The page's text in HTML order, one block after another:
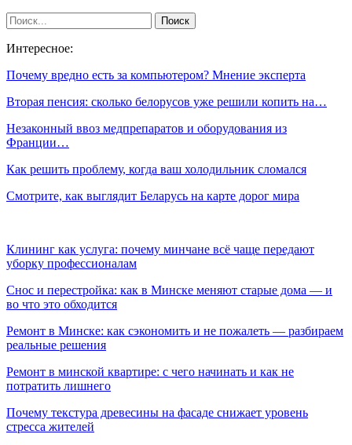
Интересное:
Почему вредно есть за компьютером? Мнение эксперта
Вторая пенсия: сколько белорусов уже решили копить на…
Незаконный ввоз медпрепаратов и оборудования из
Франции…
Как решить проблему, когда ваш холодильник сломался
Смотрите, как выглядит Беларусь на карте дорог мира
Клининг как услуга: почему минчане всё чаще передают
уборку профессионалам
Снос и перестройка: как в Минске меняют старые дома — и
во что это обходится
Ремонт в Минске: как сэкономить и не пожалеть — разбираем
реальные решения
Ремонт в минской квартире: с чего начинать и как не
потратить лишнего
Почему текстура древесины на фасаде снижает уровень
стресса жителей